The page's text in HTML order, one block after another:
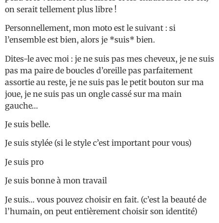
on serait tellement plus libre !
Personnellement, mon moto est le suivant : si
l’ensemble est bien, alors je *suis* bien.
Dites-le avec moi : je ne suis pas mes cheveux, je ne suis
pas ma paire de boucles d’oreille pas parfaitement
assortie au reste, je ne suis pas le petit bouton sur ma
joue, je ne suis pas un ongle cassé sur ma main
gauche…
Je suis belle.
Je suis stylée (si le style c’est important pour vous)
Je suis pro
Je suis bonne à mon travail
Je suis… vous pouvez choisir en fait. (c’est la beauté de
l’humain, on peut entièrement choisir son identité)